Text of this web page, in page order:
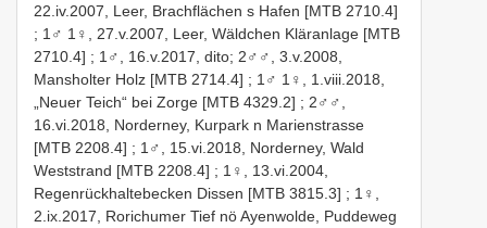
22.iv.2007, Leer, Brachflächen s Hafen [MTB 2710.4]
; 1♂ 1♀, 27.v.2007, Leer, Wäldchen Kläranlage [MTB
2710.4] ; 1♂, 16.v.2017, dito; 2♂♂, 3.v.2008,
Mansholter Holz [MTB 2714.4] ; 1♂ 1♀, 1.viii.2018,
„Neuer Teich“ bei Zorge [MTB 4329.2] ; 2♂♂,
16.vi.2018, Norderney, Kurpark n Marienstrasse
[MTB 2208.4] ; 1♂, 15.vi.2018, Norderney, Wald
Weststrand [MTB 2208.4] ; 1♀, 13.vi.2004,
Regenrückhaltebecken Dissen [MTB 3815.3] ; 1♀,
2.ix.2017, Rorichumer Tief nö Ayenwolde, Puddeweg